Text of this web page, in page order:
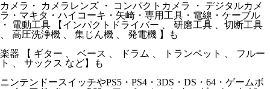
カメラ・ カメラレンズ ・ コンパクトカメラ ・ デジタルカメ
ラ・マキタ・ハイコーキ・矢崎・専用工具・電線・ケーブル
・ 電動工具 【インパクトドライバー 、 研磨工具 、切断工具
、 高圧洗浄機 、 集じん機 、 発電機 】も
楽器 【 ギター 、 ベース 、 ドラム 、 トランペット 、 フルー
ト 、 サックス など】も
ニンテンドースイッチやPS5・PS4・3DS・DS・64・ゲームボ